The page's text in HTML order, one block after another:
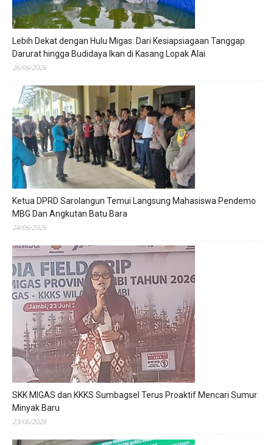
Lebih Dekat dengan Hulu Migas: Dari Kesiapsiagaan Tanggap
Darurat hingga Budidaya Ikan di Kasang Lopak Alai
26/06/2026
Ketua DPRD Sarolangun Temui Langsung Mahasiswa Pendemo
MBG Dan Angkutan Batu Bara
24/06/2026
SKK MIGAS dan KKKS Sumbagsel Terus Proaktif Mencari Sumur
Minyak Baru
23/06/2026